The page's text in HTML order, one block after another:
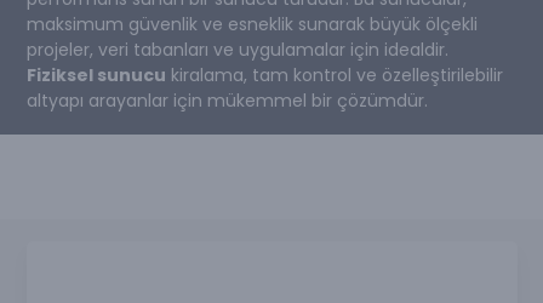
maksimum güvenlik ve esneklik sunarak büyük ölçekli
projeler, veri tabanları ve uygulamalar için idealdir.
Fiziksel sunucu kiralama, tam kontrol ve özelleştirilebilir
altyapı arayanlar için mükemmel bir çözümdür.